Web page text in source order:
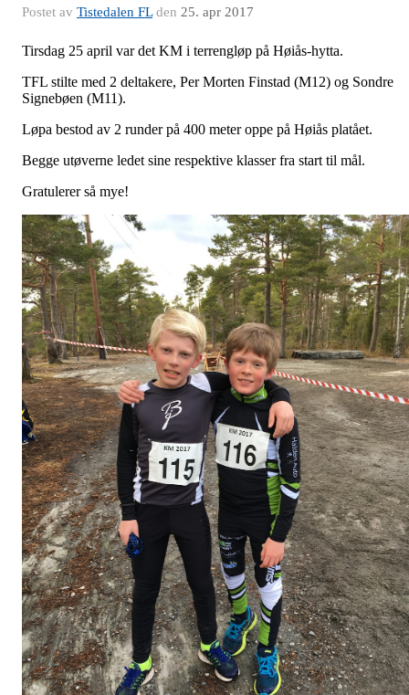
Postet av Tistedalen FLden 25. apr 2017
Tirsdag 25 april var det KM i terrengløp på Høiås-hytta.
TFL stilte med 2 deltakere, Per Morten Finstad (M12) og Sondre
Signebøen (M11).
Løpa bestod av 2 runder på 400 meter oppe på Høiås platået.
Begge utøverne ledet sine respektive klasser fra start til mål.
Gratulerer så mye!